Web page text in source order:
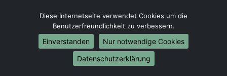
Umzug von Tübingen nach Essen
Umzug von Tübingen nach Bremen
Umzug von Tübingen nach Dresden
Umzug von Tübingen nach Hannover
Umzug von Tübingen nach Nürnberg
Diese Internetseite verwendet Cookies um die
Benutzerfreundlichkeit zu verbessern.
Einverstanden
Nur notwendige Cookies
Datenschutzerklärung